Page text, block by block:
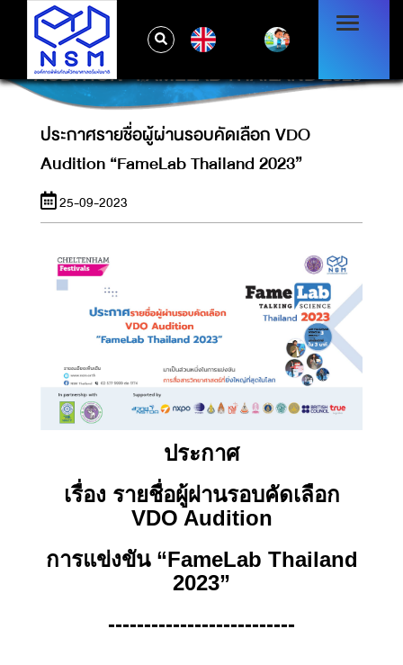
ประกาศรายชื่อผู้ผ่านรอบคัดเลือก VDO
AUDITION “FAMELAB THAILAND 2023”
ประกาศรายชื่อผู้ผ่านรอบคัดเลือก VDO
Audition “FameLab Thailand 2023”
25-09-2023
ประกาศ
เรื่อง รายชื่อผู้ผ่านรอบคัดเลือก
VDO Audition
การแข่งขัน “FameLab Thailand
2023”
--------------------------